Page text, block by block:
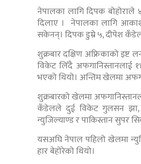
नेपालका लागि दिपक
दिलाए । नेपालका लागि
सकेनन्। दिपक डुम्रे ५, दीपेश
शुक्रबार दक्षिण अफ्रिकाको
विकेट लिँदै अफगानिस्तानलाई
भएको थियो। अन्तिम खेलमा
शुक्रबारको खेलमा
कँडेलले दुई विकेट गुलसन झा,
न्युजिल्याण्ड र पाकिस्तान सुपर
यसअघि नेपाल पहिलो खेलमा
हार बेहोरेको थियो।